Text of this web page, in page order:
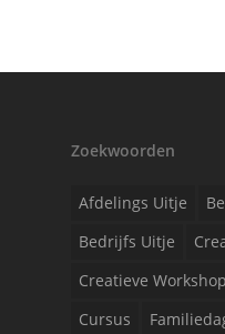
Zoekwoorden
Afdelings Uitje
Bedrijfs Uitje
Creatieve Workshop
Cursus